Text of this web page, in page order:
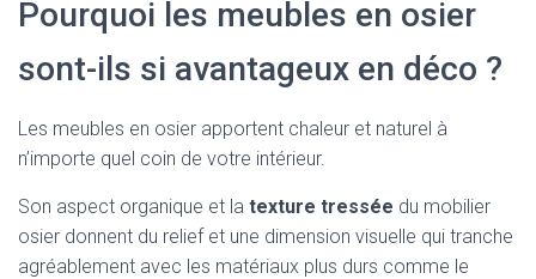
Pourquoi les meubles en osier
sont-ils si avantageux en déco ?
Les meubles en osier apportent chaleur et naturel à
n’importe quel coin de votre intérieur.
Son aspect organique et la texture tressée du mobilier
osier donnent du relief et une dimension visuelle qui tranche
agréablement avec les matériaux plus durs comme le